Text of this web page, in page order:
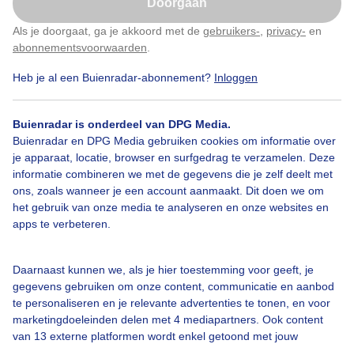
Doorgaan
Als je doorgaat, ga je akkoord met de gebruikers- privacy- en
abonnementsvoorwaarden
Heb je al een Buienradar-abonnement? Inloggen
Buienradar is onderdeel van DPG Media.
Buienradar en DPG Media gebruiken cookies om informatie over
je apparaat, locatie, browser en surfgedrag te verzamelen. Deze
informatie combineren we met de gegevens die je zelf deelt met
ons, zoals wanneer je een account aanmaakt. Dit doen we om
het gebruik van onze media te analyseren en onze websites en
apps te verbeteren.
Daarnaast kunnen we, als je hier toestemming voor geeft, je
gegevens gebruiken om onze content, communicatie en aanbod
te personaliseren en je relevante advertenties te tonen, en voor
marketingdoeleinden delen met 4 mediapartners. Ook content
van 13 externe platformen wordt enkel getoond met jouw
Een moment geduld aub...
Over Buienradar
Klik hierom dit aan te passen